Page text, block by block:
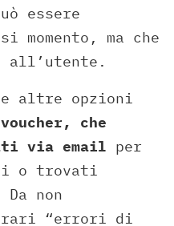
essere
momento, ma che
all’utente.
altre opzioni
che
via email per
o trovati
non
“errori di